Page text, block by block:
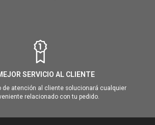
SERVICIO AL CLIENTE
de atención al cliente solucionará cualquier
relacionado con tu pedido.